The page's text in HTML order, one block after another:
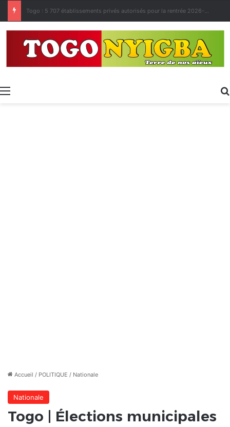
Made in Togo 2026 : un bilan positif qui prépare le terrain pour la Foire Internationale de Lomé
Menu
Accueil / POLITIQUE / Nationale
Nationale
Togo | Élections municipales